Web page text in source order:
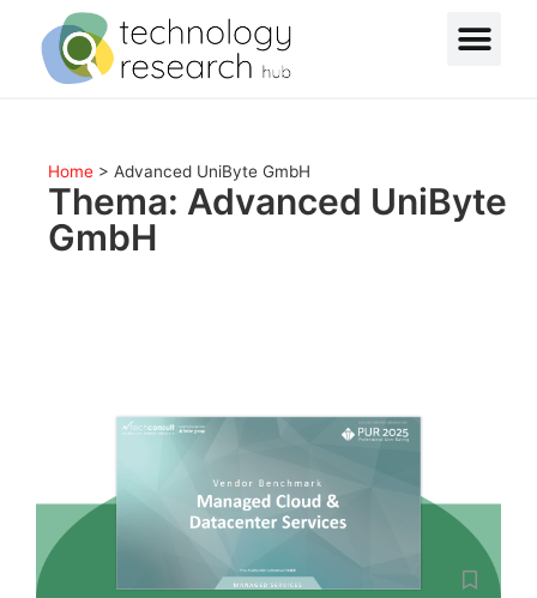
Home > Advanced UniByte GmbH
Thema: Advanced UniByte
GmbH